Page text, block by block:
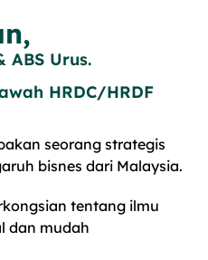
ABS Urus.
HRDC/HRDF
seorang strategis
bisnes dari Malaysia.
tentang ilmu
dan mudah